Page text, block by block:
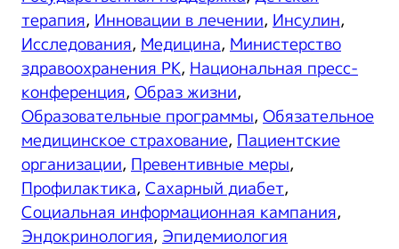
терапия, Инновации в лечении, Инсулин,
Исследования, Медицина, Министерство
здравоохранения РК, Национальная пресс-
конференция, Образ жизни,
Образовательные программы, Обязательное
медицинское страхование, Пациентские
организации, Превентивные меры,
Профилактика, Сахарный диабет,
Социальная информационная кампания,
Эндокринология, Эпидемиология